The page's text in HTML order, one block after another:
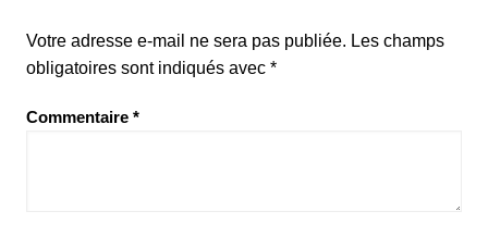
Votre adresse e-mail ne sera pas publiée. Les champs
obligatoires sont indiqués avec *
Commentaire *